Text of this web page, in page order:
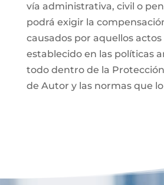
vía administrativa, civil o
podrá exigir la
causados por aquellos
establecido en las políticas
todo dentro de la
de Autor y las normas que